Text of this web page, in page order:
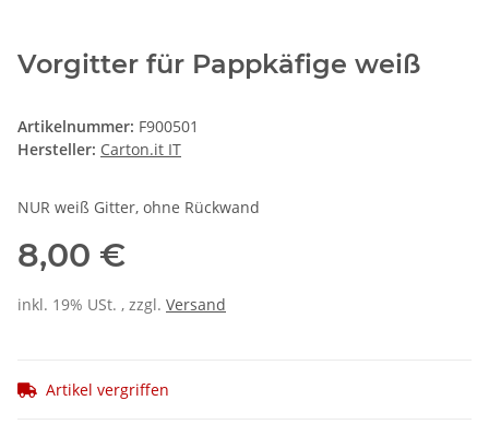
Vorgitter für Pappkäfige weiß
Artikelnummer: F900501
Hersteller: Carton.it IT
NUR weiß Gitter, ohne Rückwand
8,00 €
inkl. 19% USt. , zzgl. Versand
Artikel vergriffen